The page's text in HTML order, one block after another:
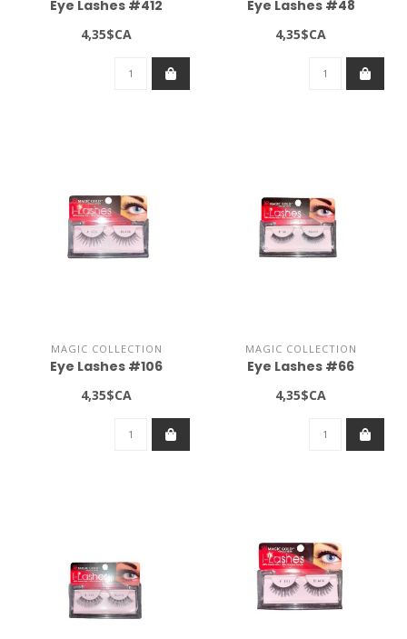
Eye Lashes #412
4,35$CA
Eye Lashes #48
4,35$CA
MAGIC COLLECTION
Eye Lashes #106
4,35$CA
MAGIC COLLECTION
Eye Lashes #66
4,35$CA